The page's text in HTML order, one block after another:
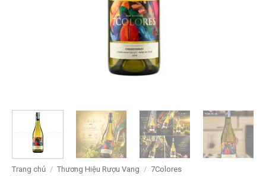
Trang chủ / Thương Hiệu Rượu Vang / 7Colores